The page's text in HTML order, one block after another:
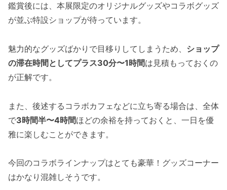
鑑賞後には、本展限定のオリジナルグッズやコラボグッズ
が並ぶ特設ショップが待っています。
魅力的なグッズばかりで目移りしてしまうため、 ショップ
の滞在時間としてプラス30分〜1時間は見積もっておくの
が正解です。
また、後述するコラボカフェなどに立ち寄る場合は、全体
で3時間半〜4時間ほどの余裕を持っておくと、一日を優
雅に楽しむことができます。
今回のコラボラインナップはとても豪華！グッズコーナー
はかなり混雑しそうです。